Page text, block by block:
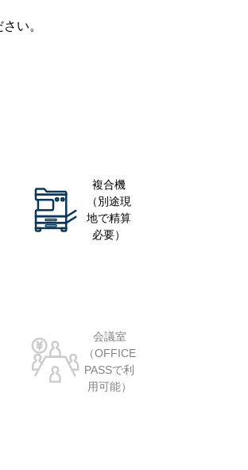
い。
複合機
（別途現
地で精算
必要）
会議室
（OFFICE
PASSで利
用可能）